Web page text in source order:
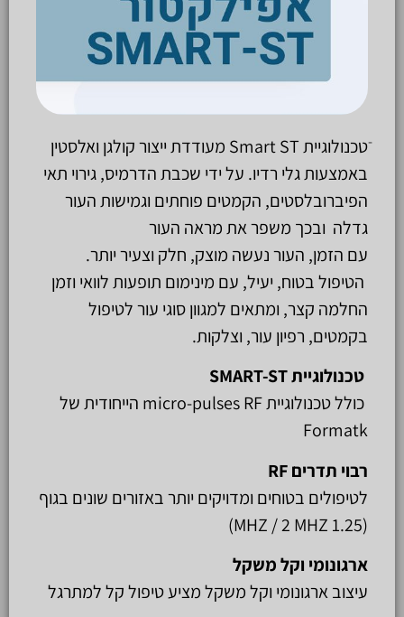
ֿטכנולוגיית Smart ST מעודדת ייצור קולגן ואלסטין
באמצעות גלי רדיו. על ידי שכבת הדרמיס, גירוי תאי
הפיברובלסטים, הקמטים פוחתים וגמישות העור
גדלה ובכך משפר את מראה העור
עם הזמן, העור נעשה מוצק, חלק וצעיר יותר.
הטיפול בטוח, יעיל, עם מינימום תופעות לוואי וזמן
החלמה קצר, ומתאים למגוון סוגי עור לטיפול
בקמטים, רפיון עור, וצלקות.
טכנולוגיית SMART-ST
כולל טכנולוגיית micro-pulses RF הייחודית של
Formatk
רבוי תדריםRF
לטיפולים בטוחים ומדויקים יותר באזורים שונים בגוף
(MHZ / 2 MHZ 1.25)
ארגונומי וקל משקל
עיצוב ארגונומי וקל משקל מציע טיפול קל למתרגל